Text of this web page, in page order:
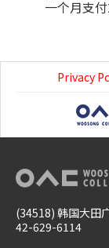
一个月支
Privacy
(34518) 韩国大田
42-629-6114